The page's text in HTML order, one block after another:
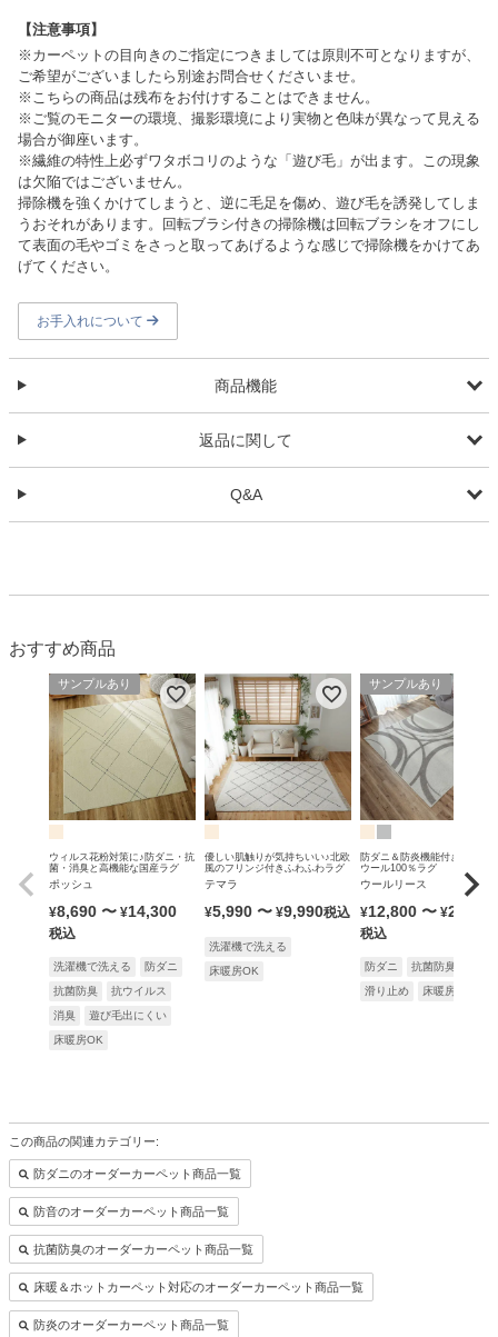
【注意事項】
※カーペットの目向きのご指定につきましては原則不可となりますが、
ご希望がございましたら別途お問合せくださいませ。
※こちらの商品は残布をお付けすることはできません。
※ご覧のモニターの環境、撮影環境により実物と色味が異なって見える
場合が御座います。
※繊維の特性上必ずワタボコリのような「遊び毛」が出ます。この現象
は欠陥ではございません。
掃除機を強くかけてしまうと、逆に毛足を傷め、遊び毛を誘発してしま
うおそれがあります。回転ブラシ付きの掃除機は回転ブラシをオフにし
て表面の毛やゴミをさっと取ってあげるような感じで掃除機をかけてあ
げてください。
お手入れについて
商品機能
返品に関して
Q&A
おすすめ商品
サンプルあり
ウィルス花粉対策に♪防ダニ・抗
菌・消臭と高機能な国産ラグ
ポッシュ
¥8,690 〜 ¥14,300
税込
洗濯機で洗える
防ダニ
抗菌防臭
抗ウイルス
消臭
遊び毛出にくい
床暖房OK
優しい肌触りが気持ちいい♪北欧
風のフリンジ付きふわふわラグ
テマラ
¥5,990 〜 ¥9,990税込
洗濯機で洗える
床暖房OK
サンプルあり
防ダニ＆防炎機能付きの無染
ウール100％ラグ
ウールリース
¥12,800 〜 ¥25,900
税込
防ダニ 抗菌防臭
滑り止め
床暖房OK
この商品の関連カテゴリー:
防ダニのオーダーカーペット商品一覧
防音のオーダーカーペット商品一覧
抗菌防臭のオーダーカーペット商品一覧
床暖＆ホットカーペット対応のオーダーカーペット商品一覧
防炎のオーダーカーペット商品一覧